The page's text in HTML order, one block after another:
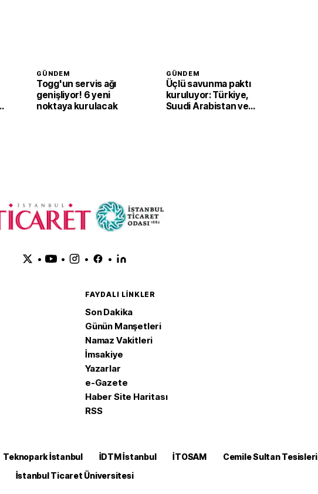
GÜNDEM
Togg'un servis ağı
genişliyor! 6 yeni
noktaya kurulacak
GÜNDEM
Üçlü savunma paktı
kuruluyor: Türkiye,
Suudi Arabistan ve
• • • •
FAYDALI LINKLER
Son Dakika
Günün Manşetleri
Namaz Vakitleri
İmsakiye
Yazarlar
e-Gazete
Haber Site Haritası
RSS
Teknopark İstanbul İDTM İstanbul İTOSAM Cemile Sultan Tesisleri
İstanbul Ticaret Üniversitesi